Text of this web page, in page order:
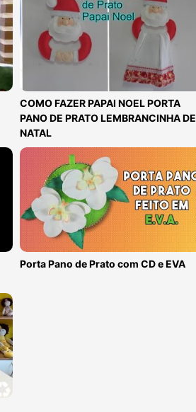
COMO FAZER PAPAI NOEL PORTA
PANO DE PRATO LEMBRANCINHA DE
NATAL
Porta Pano de Prato com CD e EVA